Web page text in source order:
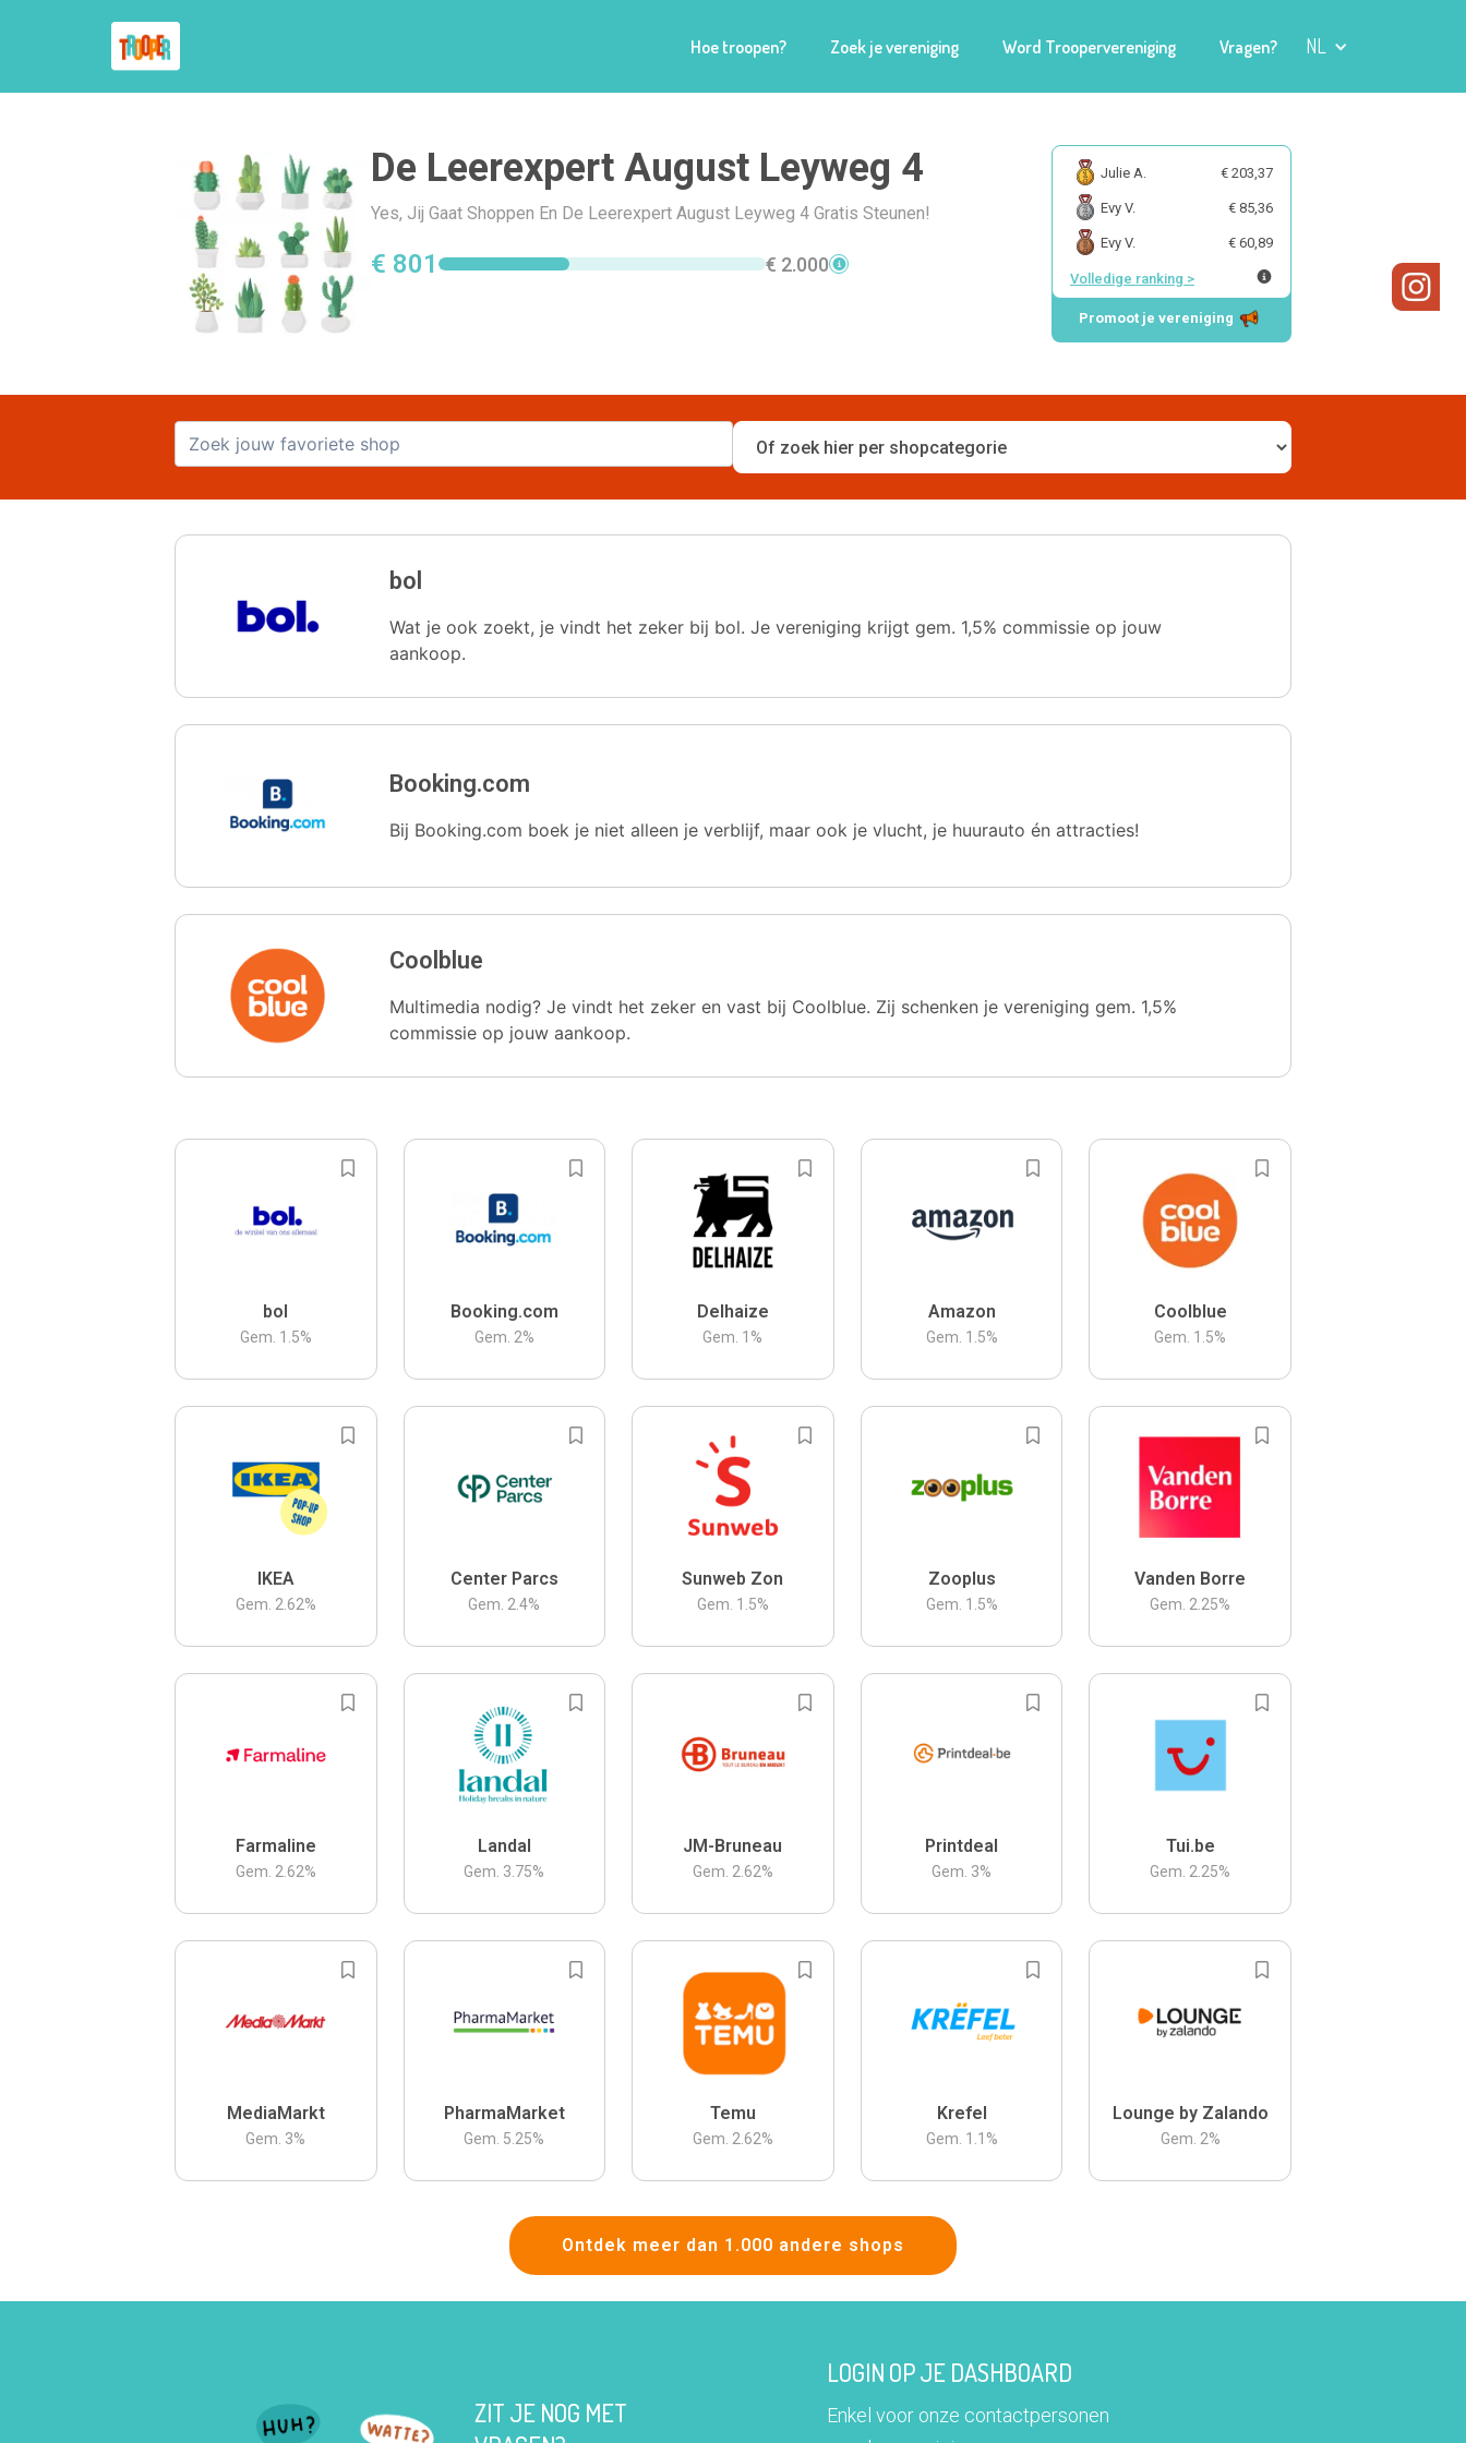
Hoe troopen? Zoek je vereniging Word Troopervereniging Vragen? NL
De Leerexpert August Leyweg 4
Yes, Jij Gaat Shoppen En De Leerexpert August Leyweg 4 Gratis Steunen!
€ 801 € 2.000
Julie A. € 203,37
Evy V. € 85,36
Evy V. € 60,89
Volledige ranking >
Promoot je vereniging
bol
Wat je ook zoekt, je vindt het zeker bij bol. Je vereniging krijgt gem. 1,5% commissie op jouw
aankoop.
Booking.com
Bij Booking.com boek je niet alleen je verblijf, maar ook je vlucht, je huurauto én attracties!
Coolblue
Multimedia nodig? Je vindt het zeker en vast bij Coolblue. Zij schenken je vereniging gem. 1,5%
commissie op jouw aankoop.
bol
Gem. 1.5%
Booking.com
Gem. 2%
Delhaize
Gem. 1 %
Amazon
Gem. 1.5%
Coolblue
Gem. 1.5%
IKEA
Gem. 2.62%
Center Parcs
Gem. 2.4%
Sunweb Zon
Gem. 1.5%
Zooplus
Gem. 1.5%
Vanden Borre
Gem. 2.25%
Farmaline
Gem. 2.62%
Landal
Gem. 3.75%
JM-Bruneau
Gem. 2.62%
Printdeal
Gem. 3%
Tui.be
Gem. 2.25%
MediaMarkt
Gem. 3%
PharmaMarket
Gem. 5.25%
Temu
Gem. 2.62%
Krefel
Gem. 1.1 %
Lounge by Zalando
Gem. 2%
Ontdek meer dan 1.000 andere shops
ZIT JE NOG MET
LOGIN OP JE DASHBOARD
Enkel voor onze contactpersonen